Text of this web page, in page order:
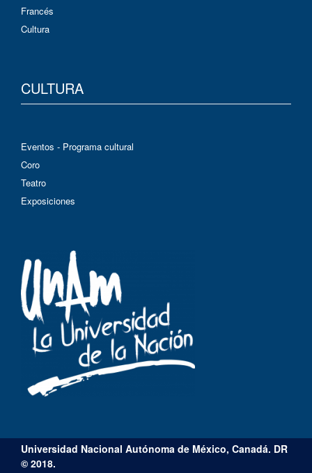
Francés
Cultura
CULTURA
Eventos - Programa cultural
Coro
Teatro
Exposiciones
Universidad Nacional Autónoma de México, Canadá. DR
© 2018.